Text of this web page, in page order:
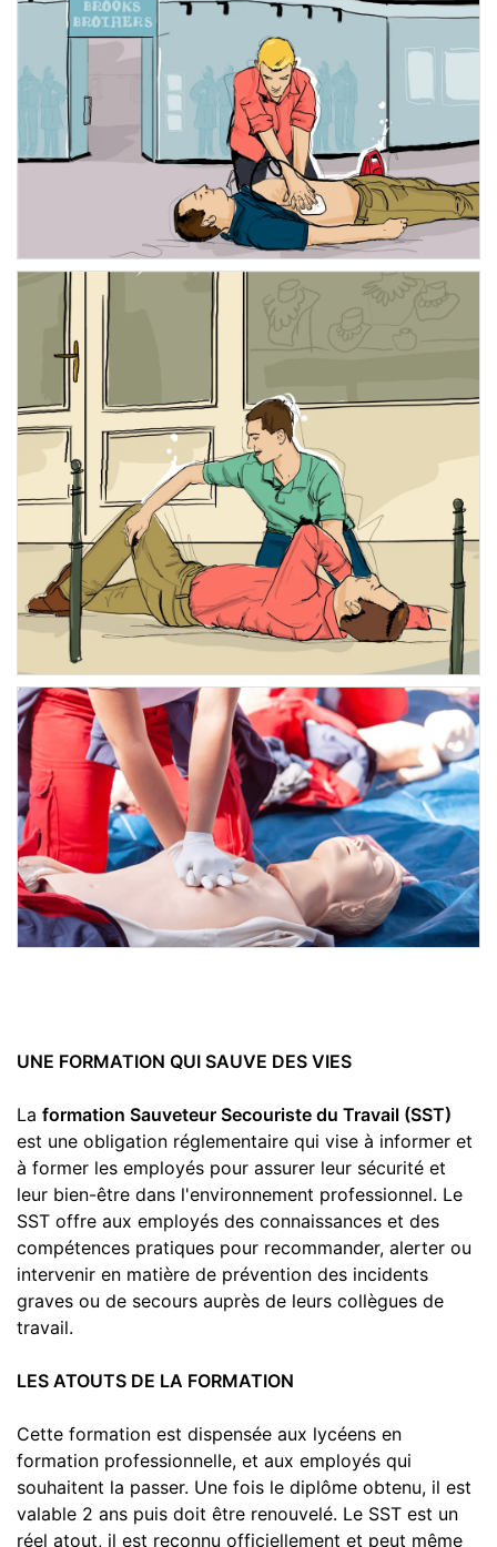
UNE FORMATION QUI SAUVE DES VIES
La formation Sauveteur Secouriste du Travail (SST)
est une obligation réglementaire qui vise à informer et
à former les employés pour assurer leur sécurité et
leur bien-être dans l'environnement professionnel. Le
SST offre aux employés des connaissances et des
compétences pratiques pour recommander, alerter ou
intervenir en matière de prévention des incidents
graves ou de secours auprès de leurs collègues de
travail.
LES ATOUTS DE LA FORMATION
Cette formation est dispensée aux lycéens en
formation professionnelle, et aux employés qui
souhaitent la passer. Une fois le diplôme obtenu, il est
valable 2 ans puis doit être renouvelé. Le SST est un
réel atout, il est reconnu officiellement et peut même